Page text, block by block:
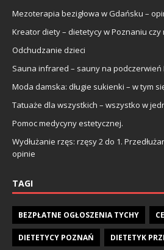
Mezoterapia bezigłowa w Gdańsku –
Kreator diety – dietetycy w Poznaniu
Odchudzanie dzieci
Sauna infrared – sauny na podczerwień
Moda damska: długie sukienki – w tym
Tatuaże dla wszystkich – wszystko w
Pomoc medycyny estetycznej.
Wydłużanie rzęs: rzęsy 2 do 1.
opinie
TAGI
BEZPŁATNE OGŁOSZENIA TYCHY
DIETETYCY POZNAŃ DIETETYK